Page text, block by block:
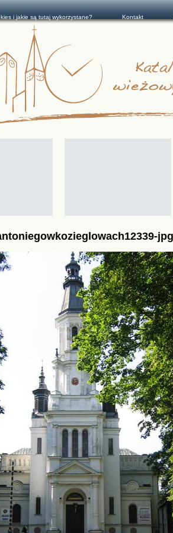
jpg
i jakie są tutaj wykorzystane? Kontakt